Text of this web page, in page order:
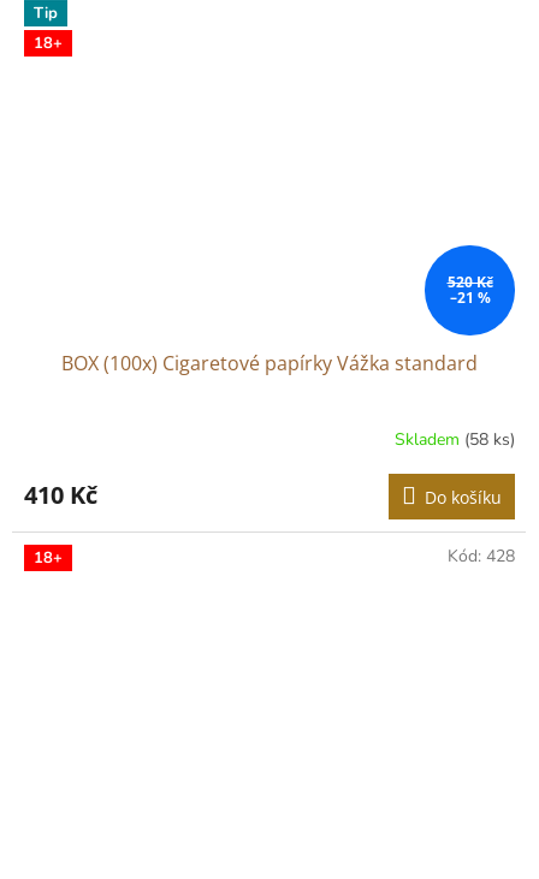
Tip
18+
520 Kč
–21 %
BOX (100x) Cigaretové papírky Vážka standard
produktu
je
4,6
Skladem (58 ks)
410 Kč Do košíku
18+ Kód: 428